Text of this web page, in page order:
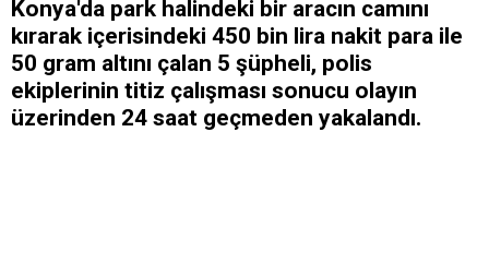
Konya'da park halindeki bir aracın camını
kırarak içerisindeki 450 bin lira nakit para ile
50 gram altını çalan 5 şüpheli, polis
ekiplerinin titiz çalışması sonucu olayın
üzerinden 24 saat geçmeden yakalandı.